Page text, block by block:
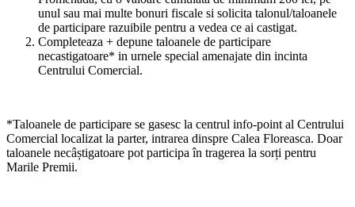
unul sau mai multe bonuri fiscale si solicita talonul/taloanele
de participare razuibile pentru a vedea ce ai castigat.
Completeaza + depune taloanele de participare
necastigatoare* in urnele special amenajate din incinta
Centrului Comercial.
*Taloanele de participare se gasesc la centrul info-point al Centrului
Comercial localizat la parter, intrarea dinspre Calea Floreasca. Doar
taloanele necâștigatoare pot participa în tragerea la sorți pentru
Marile Premii.